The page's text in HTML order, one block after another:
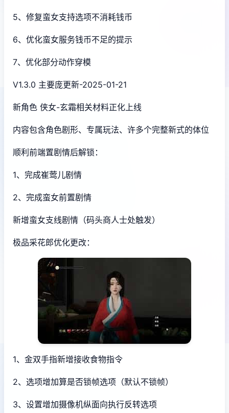
5、修复蛮女支持选项不消耗钱币
6、优化蛮女服务钱币不足的提示
7、优化部分动作穿模
V1.3.0 主要庞更新-2025-01-21
新角色 侠女-玄霜相关材料正化上线
内容包含角色剧形、专属玩法、许多个完整新式的体位
顺利前端置剧情后解锁：
1、完成崔莺儿剧情
2、完成蛮女前置剧情
新增蛮女支线剧情（码头商人士处触发）
极品采花郎优化更改：
1、金双手指新增接收食物指令
2、选项增加算是否锁帧选项（默认不锁帧）
3、设置增加摄像机纵面向执行反转选项